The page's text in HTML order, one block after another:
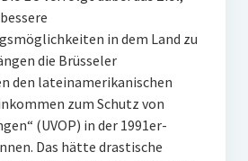
in dem Land zu
die Brüsseler
den lateinamerikanischen
zum Schutz von
(UVOP) in der 1991er-
Das hätte drastische